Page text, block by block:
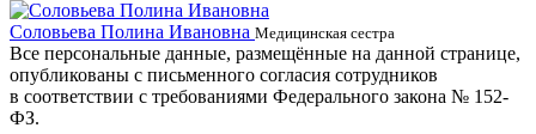
Соловьева Полина Ивановна Медицинская сестра
Все персональные данные, размещённые на данной странице,
опубликованы с письменного согласия сотрудников
в соответствии с требованиями Федерального закона № 152-
ФЗ.